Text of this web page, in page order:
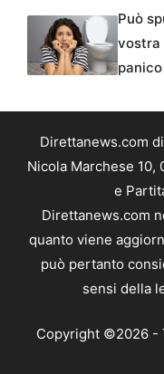
Può
vostra
Direttanews.com
Nicola Marchese 10,
e
Direttanews.com
quanto viene
può pertanto
sensi della
Copyright ©2026 -